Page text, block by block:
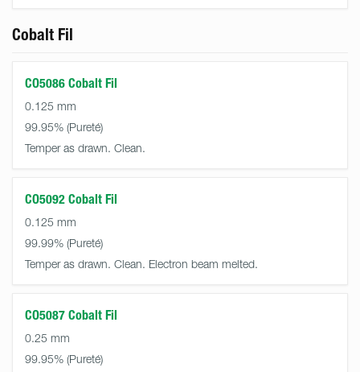
Cobalt Fil
CO5086 Cobalt Fil
0.125 mm
99.95%
Temper as drawn. Clean.
CO5092 Cobalt Fil
0.125 mm
99.99%
Temper as drawn. Clean. Electron beam melted.
CO5087 Cobalt Fil
0.25 mm
99.95%